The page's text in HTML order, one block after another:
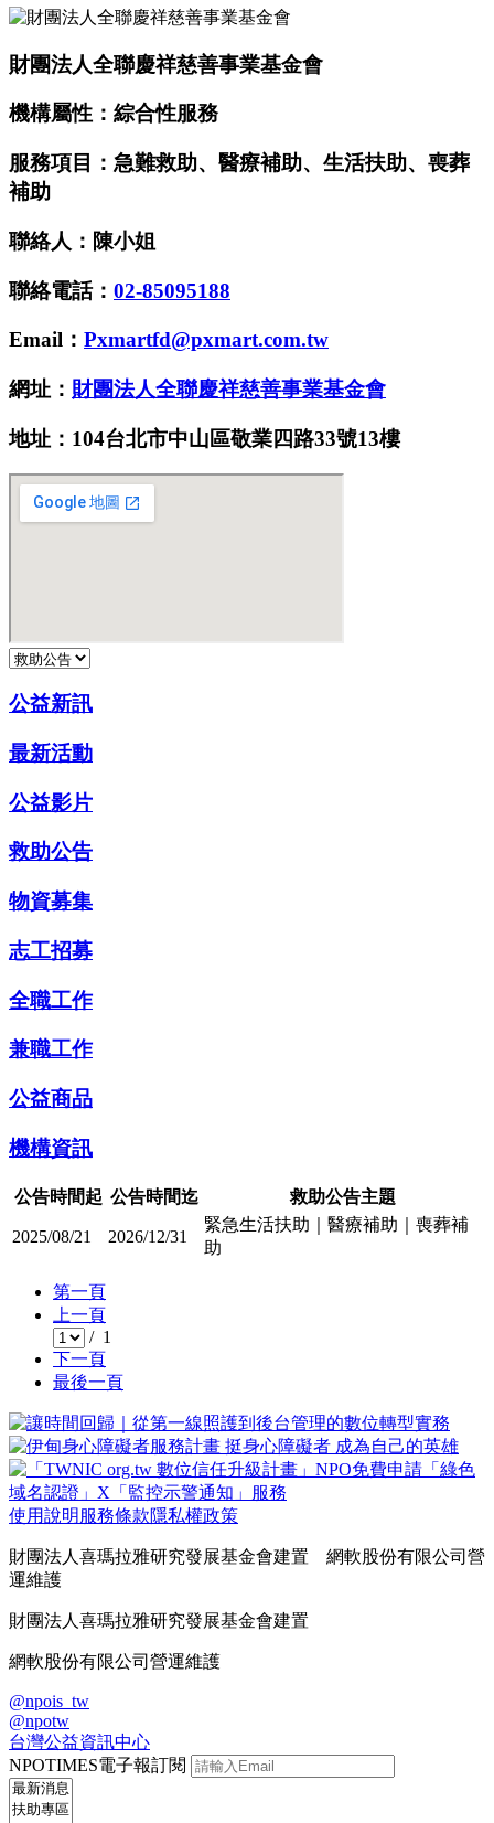
財團法人全聯慶祥慈善事業基金會
機構屬性：綜合性服務
服務項目：急難救助、醫療補助、生活扶助、喪葬
補助
聯絡人：陳小姐
聯絡電話： 02-85095188
Email： Pxmartfd@pxmart.com.tw
網址： 財團法人全聯慶祥慈善事業基金會
地址：104台北市中山區敬業四路33號13樓
公益新訊
最新活動
公益影片
救助公告
物資募集
志工招募
全職工作
兼職工作
公益商品
機構資訊
公告時間起 公告時間迄 救助公告主題
2025/08/21 2026/12/31
緊急生活扶助｜醫療補助｜喪葬補
助
第一頁
上一頁
/ 1
下一頁
最後一頁
使用說明 服務條款隱私權政策
財團法人喜瑪拉雅研究發展基金會建置 網軟股份有限公司營
運維護
財團法人喜瑪拉雅研究發展基金會建置
網軟股份有限公司營運維護
@npois_tw
@npotw
台灣公益資訊中心
NPOTIMES電子報訂閱